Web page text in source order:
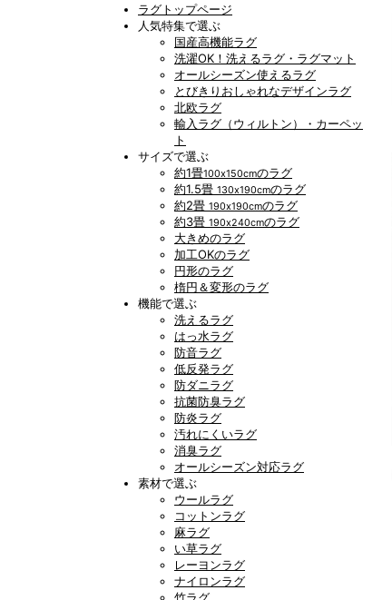
ラグトップページ
人気特集で選ぶ
国産高機能ラグ
洗濯OK！洗えるラグ・ラグマット
オールシーズン使えるラグ
とびきりおしゃれなデザインラグ
北欧ラグ
輸入ラグ（ウィルトン）・カーペッ
ト
サイズで選ぶ
約1畳100x150cmのラグ
約1.5畳 130x190cmのラグ
約2畳 190x190cmのラグ
約3畳 190x240cmのラグ
大きめのラグ
加工OKのラグ
円形のラグ
楕円＆変形のラグ
機能で選ぶ
洗えるラグ
はっ水ラグ
防音ラグ
低反発ラグ
防ダニラグ
抗菌防臭ラグ
防炎ラグ
汚れにくいラグ
消臭ラグ
オールシーズン対応ラグ
素材で選ぶ
ウールラグ
コットンラグ
麻ラグ
い草ラグ
レーヨンラグ
ナイロンラグ
竹ラグ